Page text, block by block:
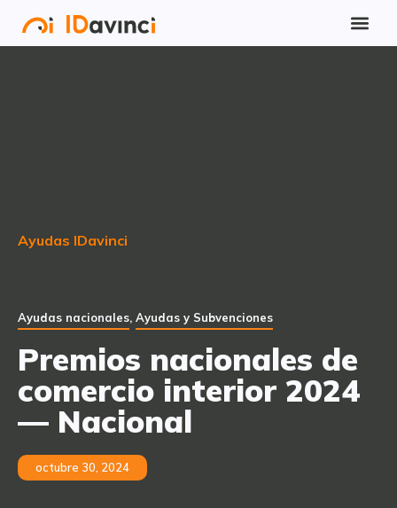
Ayudas IDavinci
Ayudas nacionales, Ayudas y Subvenciones
Premios nacionales de
comercio interior 2024
— Nacional
octubre 30, 2024